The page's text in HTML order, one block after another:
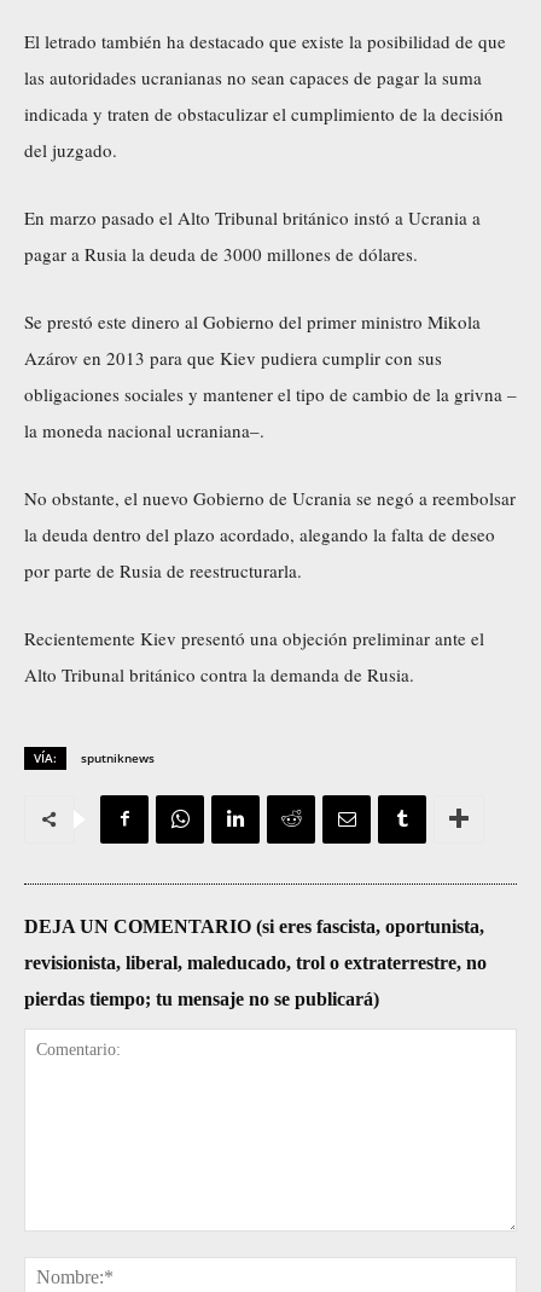
El letrado también ha destacado que existe la posibilidad de que
las autoridades ucranianas no sean capaces de pagar la suma
indicada y traten de obstaculizar el cumplimiento de la decisión
del juzgado.
En marzo pasado el Alto Tribunal británico instó a Ucrania a
pagar a Rusia la deuda de 3000 millones de dólares.
Se prestó este dinero al Gobierno del primer ministro Mikola
Azárov en 2013 para que Kiev pudiera cumplir con sus
obligaciones sociales y mantener el tipo de cambio de la grivna –
la moneda nacional ucraniana–.
No obstante, el nuevo Gobierno de Ucrania se negó a reembolsar
la deuda dentro del plazo acordado, alegando la falta de deseo
por parte de Rusia de reestructurarla.
Recientemente Kiev presentó una objeción preliminar ante el
Alto Tribunal británico contra la demanda de Rusia.
VÍA: sputniknews
DEJA UN COMENTARIO (si eres fascista, oportunista,
revisionista, liberal, maleducado, trol o extraterrestre, no
pierdas tiempo; tu mensaje no se publicará)